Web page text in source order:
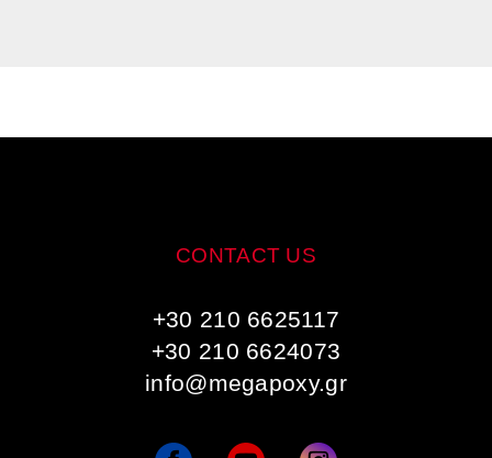
CONTACT US
+30 210 6625117
+30 210 6624073
info@megapoxy.gr